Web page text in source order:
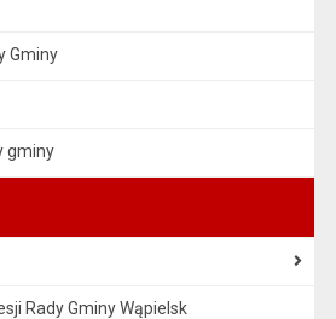
Gminy
gminy
Rady Gminy Wąpielsk